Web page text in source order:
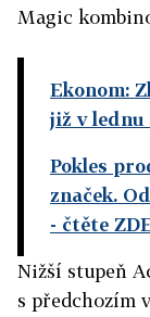
Magic
Ekonom:
již v lednu
Pokles
značek.
- čtěte
Nižší stupeň
s předchozím